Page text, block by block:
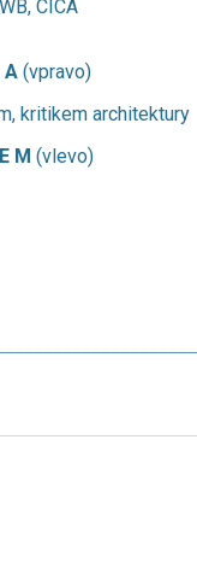
CICA
A (vpravo)
kritikem architektury
M (vlevo)